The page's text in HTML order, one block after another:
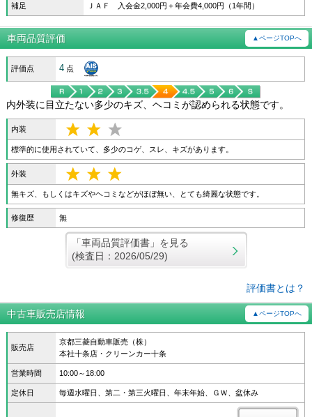
補足 ＪＡＦ 入会金2,000円＋年会費4,000円（1年間）
車両品質評価 ▲ページTOPへ
評価点 4 点
内外装に目立たない多少のキズ、ヘコミが認められる状態です。
内装
標準的に使用されていて、多少のコゲ、スレ、キズがあります。
外装
無キズ、もしくはキズやヘコミなどがほぼ無い、とても綺麗な状態です。
修復歴 無
「車両品質評価書」を見る
(検査日：2026/05/29)
評価書とは？
中古車販売店情報 ▲ページTOPへ
販売店
京都三菱自動車販売（株）
本社十条店・クリーンカー十条
営業時間 10:00～18:00
定休日 毎週水曜日、第二・第三火曜日、年末年始、ＧＷ、盆休み